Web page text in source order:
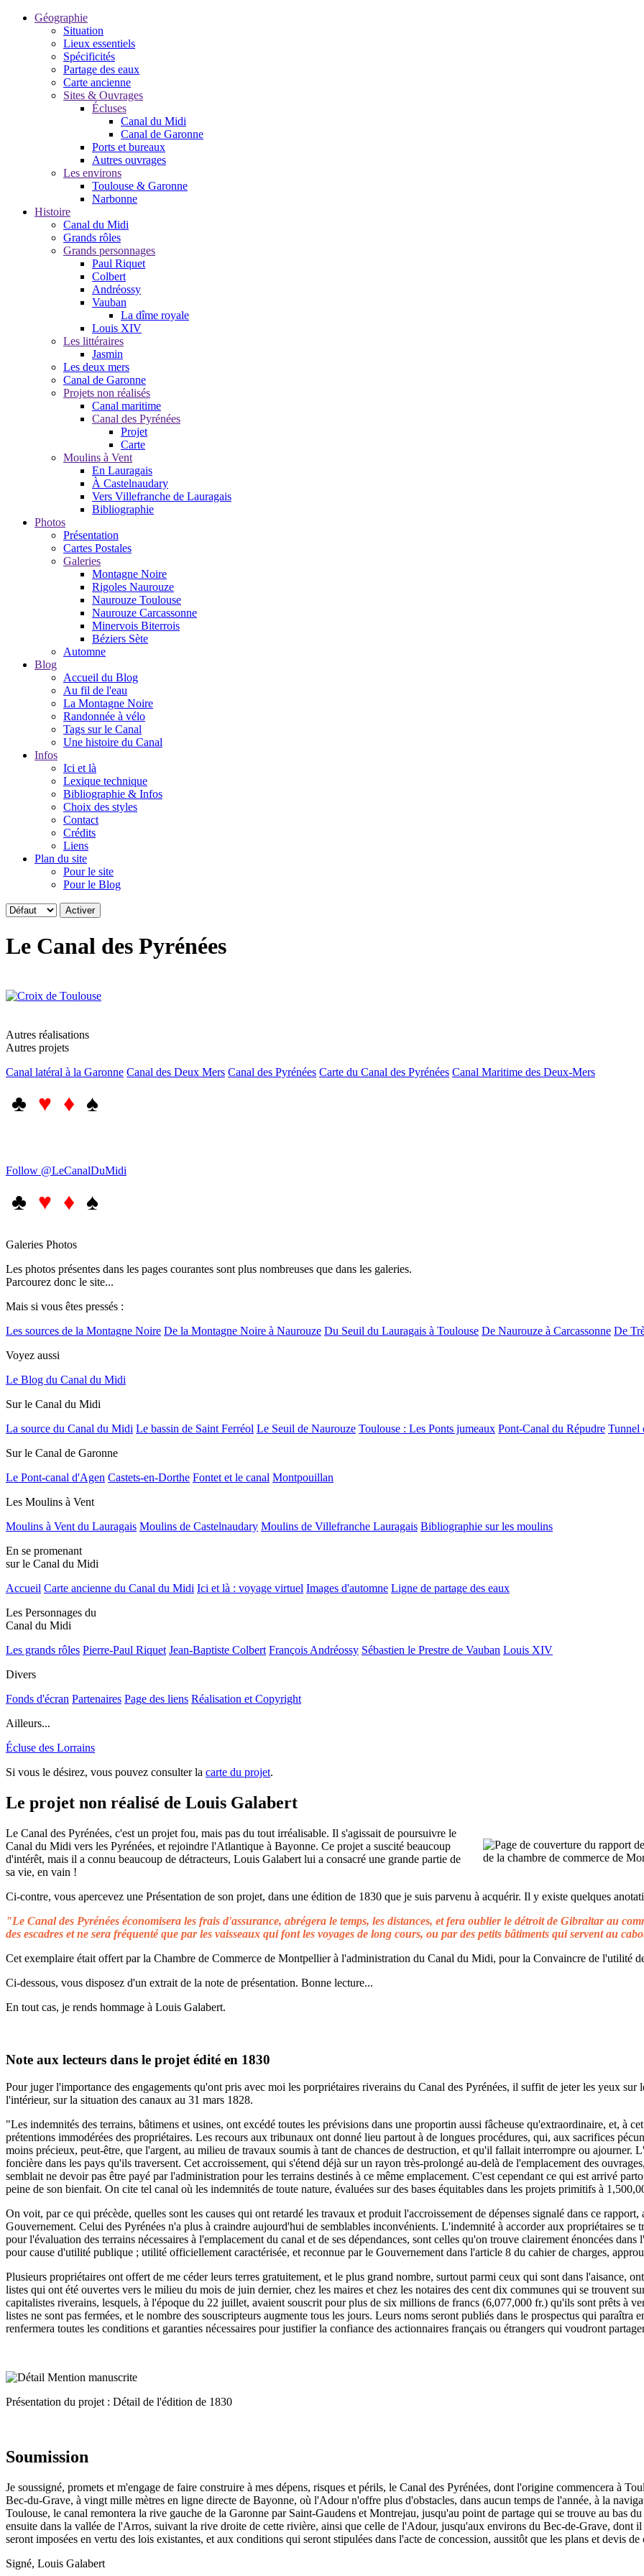
Géographie
Situation
Lieux essentiels
Spécificités
Partage des eaux
Carte ancienne
Sites & Ouvrages
Écluses
Canal du Midi
Canal de Garonne
Ports et bureaux
Autres ouvrages
Les environs
Toulouse & Garonne
Narbonne
Histoire
Canal du Midi
Grands rôles
Grands personnages
Paul Riquet
Colbert
Andréossy
Vauban
La dîme royale
Louis XIV
Les littéraires
Jasmin
Les deux mers
Canal de Garonne
Projets non réalisés
Canal maritime
Canal des Pyrénées
Projet
Carte
Moulins à Vent
En Lauragais
À Castelnaudary
Vers Villefranche de Lauragais
Bibliographie
Photos
Présentation
Cartes Postales
Galeries
Montagne Noire
Rigoles Naurouze
Naurouze Toulouse
Naurouze Carcassonne
Minervois Biterrois
Béziers Sète
Automne
Blog
Accueil du Blog
Au fil de l'eau
La Montagne Noire
Randonnée à vélo
Tags sur le Canal
Une histoire du Canal
Infos
Ici et là
Lexique technique
Bibliographie & Infos
Choix des styles
Contact
Crédits
Liens
Plan du site
Pour le site
Pour le Blog
Le Canal des Pyrénées
Autres réalisations
Autres projets
Canal latéral à la Garonne Canal des Deux Mers Canal des Pyrénées Carte du Canal des Pyrénées Canal Maritime des Deux-Mers
♣ ♥ ♦ ♠
Follow @LeCanalDuMidi
♣ ♥ ♦ ♠
Galeries Photos
Les photos présentes dans les pages courantes sont plus nombreuses que dans les galeries.
Parcourez donc le site...
Mais si vous êtes pressés :
Les sources de la Montagne Noire De la Montagne Noire à Naurouze Du Seuil du Lauragais à Toulouse De Naurouze à Carcassonne De
Voyez aussi
Le Blog du Canal du Midi
Sur le Canal du Midi
La source du Canal du Midi Le bassin de Saint Ferréol Le Seuil de Naurouze Toulouse : Les Ponts jumeaux Pont-Canal du Répudre Tunnel
Sur le Canal de Garonne
Le Pont-canal d'Agen Castets-en-Dorthe Fontet et le canal Montpouillan
Les Moulins à Vent
Moulins à Vent du Lauragais Moulins de Castelnaudary Moulins de Villefranche Lauragais Bibliographie sur les moulins
En se promenant
sur le Canal du Midi
Accueil Carte ancienne du Canal du Midi Ici et là : voyage virtuel Images d'automne Ligne de partage des eaux
Les Personnages du
Canal du Midi
Les grands rôles Pierre-Paul Riquet Jean-Baptiste Colbert François Andréossy Sébastien le Prestre de Vauban Louis XIV
Divers
Fonds d'écran Partenaires Page des liens Réalisation et Copyright
Ailleurs...
Écluse des Lorrains
Si vous le désirez, vous pouvez consulter la carte du projet.
Le projet non réalisé de Louis Galabert
Le Canal des Pyrénées, c'est un projet fou, mais pas du tout irréalisable. Il s'agissait de poursuivre le
Canal du Midi vers les Pyrénées, et rejoindre l'Atlantique à Bayonne. Ce projet a suscité beaucoup
d'intérêt, mais il a connu beaucoup de détracteurs, Louis Galabert lui a consacré une grande partie de
sa vie, en vain !
Ci-contre, vous apercevez une Présentation de son projet, dans une édition de 1830 que je suis parvenu à acquérir. Il y existe quelques
"Le Canal des Pyrénées économisera les frais d'assurance, abrégera le temps, les distances, et fera oublier le détroit de Gibraltar au
des escadres et ne sera fréquenté que par les vaisseaux qui font les voyages de long cours, ou par des petits bâtiments qui servent au
Cet exemplaire était offert par la Chambre de Commerce de Montpellier à l'administration du Canal du Midi, pour la Convaincre de l'utilité
Ci-dessous, vous disposez d'un extrait de la note de présentation. Bonne lecture...
En tout cas, je rends hommage à Louis Galabert.
Note aux lecteurs dans le projet édité en 1830
Pour juger l'importance des engagements qu'ont pris avec moi les porpriétaires riverains du Canal des Pyrénées, il suffit de jeter les yeux
l'intérieur, sur la situation des canaux au 31 mars 1828.
"Les indemnités des terrains, bâtimens et usines, ont excédé toutes les prévisions dans une proportin aussi fâcheuse qu'extraordinaire, et, à
prétentions immodérées des propriétaires. Les recours aux tribunaux ont donné lieu partout à de longues procédures, qui, aux sacrifices
moins précieux, peut-être, que l'argent, au milieu de travaux soumis à tant de chances de destruction, et qu'il fallait interrompre ou ajourner.
foncière dans les pays qu'ils traversent. Cet accroissement, qui s'étend déjà sur un rayon très-prolongé au-delà de l'emplacement des
semblait ne devoir pas être payé par l'administration pour les terrains destinés à ce même emplacement. C'est cependant ce qui est arrivé
peine de son bienfait. On cite tel canal où les indemnités de toute nature, évaluées sur des bases équitables dans les projets primitifs à
On voit, par ce qui précède, quelles sont les causes qui ont retardé les travaux et produit l'accroissement de dépenses signalé dans ce
Gouvernement. Celui des Pyrénées n'a plus à craindre aujourd'hui de semblables inconvénients. L'indemnité à accorder aux propriétaires se
pour l'évaluation des terrains nécessaires à l'emplacement du canal et de ses dépendances, sont celles qu'on trouve clairement énoncées
pour cause d'utilité publique ; utilité officiellement caractérisée, et reconnue par le Gouvernement dans l'article 8 du cahier de charges,
Plusieurs propriétaires ont offert de me céder leurs terres gratuitement, et le plus grand nombre, surtout parmi ceux qui sont dans l'aisance,
listes qui ont été ouvertes vers le milieu du mois de juin dernier, chez les maires et chez les notaires des cent dix communes qui se trouvent
capitalistes riverains, lesquels, à l'époque du 22 juillet, avaient souscrit pour plus de six millions de francs (6,077,000 fr.) qu'ils sont prêts à
listes ne sont pas fermées, et le nombre des souscripteurs augmente tous les jours. Leurs noms seront publiés dans le prospectus qui
renfermera toutes les conditions et garanties nécessaires pour justifier la confiance des actionnaires français ou étrangers qui voudront
Présentation du projet : Détail de l'édition de 1830
Soumission
Je soussigné, promets et m'engage de faire construire à mes dépens, risques et périls, le Canal des Pyrénées, dont l'origine commencera à
Bec-du-Grave, à vingt mille mètres en ligne directe de Bayonne, où l'Adour n'offre plus d'obstacles, dans aucun temps de l'année, à la
Toulouse, le canal remontera la rive gauche de la Garonne par Saint-Gaudens et Montrejau, jusqu'au point de partage qui se trouve au bas
ensuite dans la vallée de l'Arros, suivant la rive droite de cette rivière, ainsi que celle de l'Adour, jusqu'aux environs du Bec-de-Grave, dont
seront imposées en vertu des lois existantes, et aux conditions qui seront stipulées dans l'acte de concession, aussitôt que les plans et devis
Signé, Louis Galabert